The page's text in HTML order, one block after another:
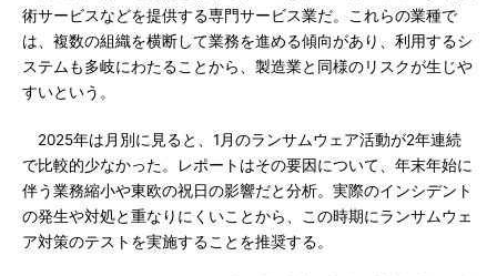
術サービスなどを提供する専門サービス業だ。これらの業種で
は、複数の組織を横断して業務を進める傾向があり、利用するシ
ステムも多岐にわたることから、製造業と同様のリスクが生じや
すいという。
2025年は月別に見ると、1月のランサムウェア活動が2年連続
で比較的少なかった。レポートはその要因について、年末年始に
伴う業務縮小や東欧の祝日の影響だと分析。実際のインシデント
の発生や対処と重なりにくいことから、この時期にランサムウェ
ア対策のテストを実施することを推奨する。